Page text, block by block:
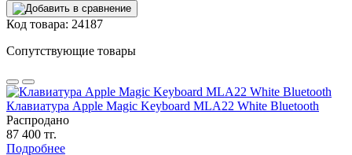
Код товара: 24187
Сопутствующие товары
Клавиатура Apple Magic Keyboard MLA22 White Bluetooth
Распродано
87 400 тг.
Подробнее